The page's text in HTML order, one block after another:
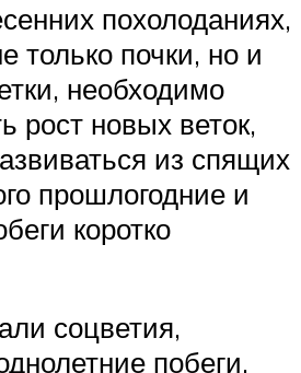
похолоданиях,
только почки, но и
необходимо
рост новых веток,
из спящих
прошлогодние и
коротко
соцветия,
побеги.